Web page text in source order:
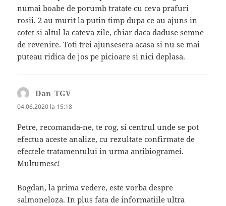
numai boabe de porumb tratate cu ceva prafuri
rosii. 2 au murit la putin timp dupa ce au ajuns in
cotet si altul la cateva zile, chiar daca daduse semne
de revenire. Toti trei ajunsesera acasa si nu se mai
puteau ridica de jos pe picioare si nici deplasa.
Dan_TGVspune:
04.06.2020 la 15:18
Petre, recomanda-ne, te rog, si centrul unde se pot
efectua aceste analize, cu rezultate confirmate de
efectele tratamentului in urma antibiogramei.
Multumesc!
Bogdan, la prima vedere, este vorba despre
salmoneloza. In plus fata de informatiile ultra